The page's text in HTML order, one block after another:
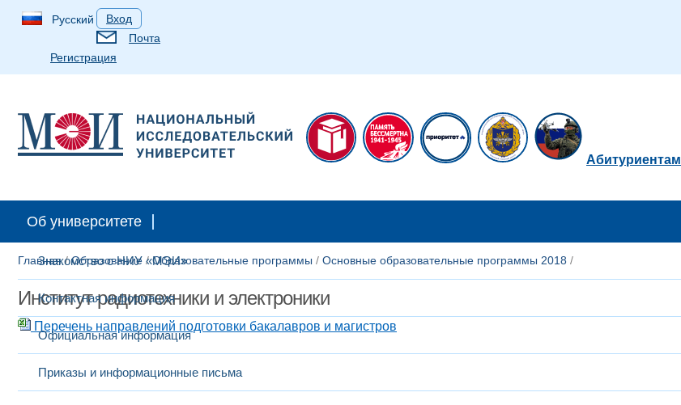
Русский
Вход
Почта
Регистрация
Абитуриентам
Об университете
Знакомство с НИУ «МЭИ»
Контактная информация
Официальная информация
Приказы и информационные письма
Главная/Образование /Образовательные программы / Основные образовательные программы 2018 /
Институт радиотехники и электроники
Перечень направлений подготовки бакалавров и магистров